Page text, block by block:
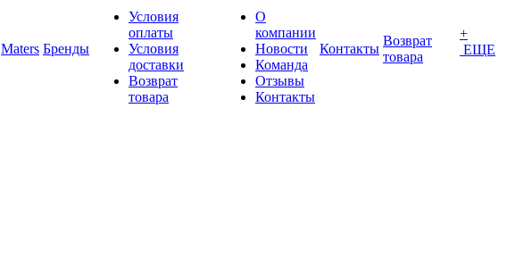
Maters Бренды
Условия
оплаты
Условия
доставки
Возврат
товара
О
компании
Новости
Команда
Отзывы
Контакты
Контакты
Возврат
товара
+
ЕЩЕ